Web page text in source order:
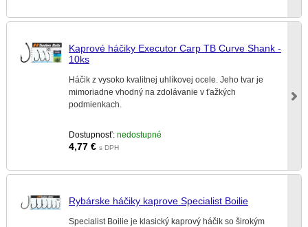
Kaprové háčiky Executor Carp TB Curve Shank -
10ks
Háčik z vysoko kvalitnej uhlíkovej ocele. Jeho tvar je
mimoriadne vhodný na zdolávanie v ťažkých
podmienkach.
Dostupnosť: nedostupné
4,77 € s DPH
Rybárske háčiky kaprove Specialist Boilie
Specialist Boilie je klasický kaprový háčik so širokým